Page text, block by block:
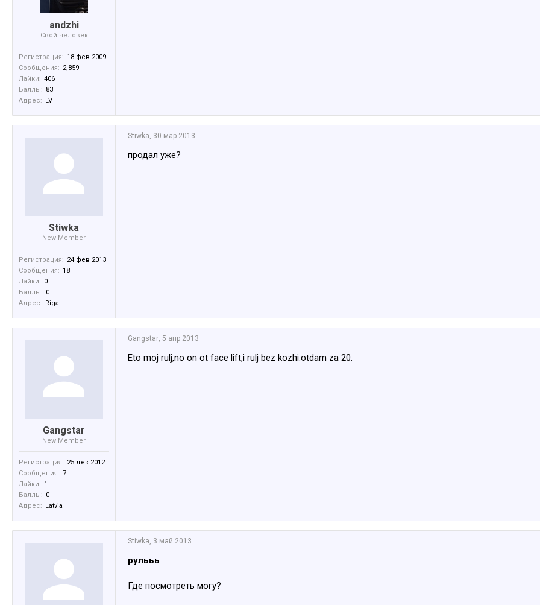
аndzhi
Свой человек
Регистрация: 18 фев 2009
Сообщения: 2,859
Лайки: 406
Баллы: 83
Адрес: LV
Stiwka
New Member
Регистрация: 24 фев 2013
Сообщения: 18
Лайки: 0
Баллы: 0
Адрес: Riga
Stiwka, 30 мар 2013
продал уже?
Gangstar
New Member
Регистрация: 25 дек 2012
Сообщения: 7
Лайки: 1
Баллы: 0
Адрес: Latvia
Gangstar, 5 апр 2013
Eto moj rulj,no on ot face lift,i rulj bez kozhi.otdam za 20.
Stiwka, 3 май 2013
рулььь
Где посмотреть могу?